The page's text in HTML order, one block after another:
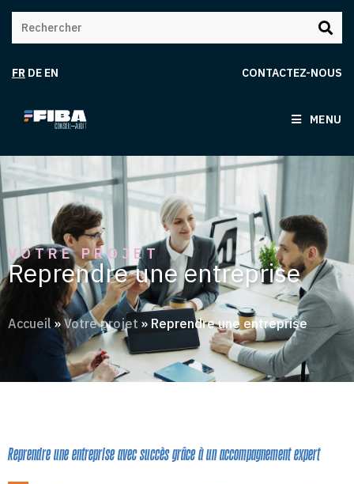
FR DE EN CONTACTEZ-NOUS
MENU
VOTRE PROJET
Reprendre une entreprise
Accueil» Votre projet » Reprendre une entreprise
Reprendre une entreprise avec succès grâce à un accompagnement expert